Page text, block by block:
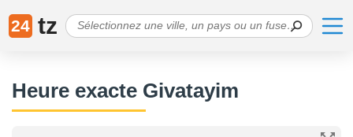
24 tz
Heure exacte Givatayim